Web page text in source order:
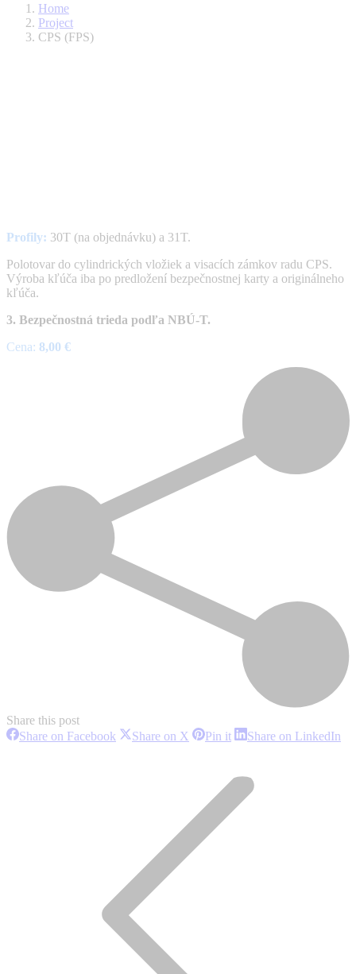
Home
Project
CPS (FPS)
Profily: 30T (na objednávku) a 31T.
Polotovar do cylindrických vložiek a visacích zámkov radu CPS.
Výroba kľúča iba po predložení bezpečnostnej karty a originálneho
kľúča.
3. Bezpečnostná trieda podľa NBÚ-T.
Cena: 8,00 €
Share this post
Share on Facebook ShareShare on X SharePin itShareShare on LinkedIn